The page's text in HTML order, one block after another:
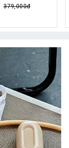
379,000đ